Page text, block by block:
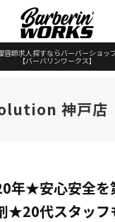
容師求人探すならバーバーショッ
【バーバリンワークス】
神戸店
年★安心安全を
★20代スタッフ